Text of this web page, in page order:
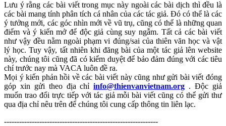
Lưu ý rằng các bài viết trong mục này ngoài các bài dịch thì đều là
các bài mang tính phân tích cá nhân của các tác giả. Đó có thể là các
ý tưởng mới, các góc nhìn mới về vũ trụ, cũng có thể là những quan
điểm và ý kiến mở để độc giả cùng suy ngẫm. Tất cả các bài viết
như vậy đều nằm ngoài phạm vi đúng/sai của thiên văn học và vật
lý học. Tuy vậy, tất nhiên khi đăng bài của một tác giả lên website
này, chúng tôi cũng đã có kiểm duyệt để bảo đảm đúng với các tiêu
chí trước nay mà VACA luôn đề ra.
Mọi ý kiến phản hồi về các bài viết này cũng như gửi bài viết đóng
góp xin gửi theo địa chỉinfo@thienvanvietnam.org . Độc giả
muốn trao đổi trực tiếp với tác giả mỗi bài viết cũng có thể gửi thư
qua địa chỉ nêu trên để chúng tôi cung cấp thông tin liên lạc.
-------------------------------------------------------------